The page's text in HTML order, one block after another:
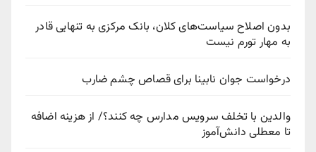
بدون اصلاح سیاست‌های کلان، بانک مرکزی به تنهایی قادر
به مهار تورم نیست
درخواست جوان نابینا برای قصاص چشم ضارب
والدین با تخلف سرویس مدارس چه کنند؟/ از هزینه اضافه
تا معطلی دانش‌آموز